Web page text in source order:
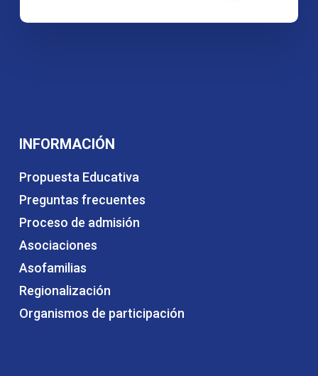
INFORMACIÓN
Propuesta Educativa
Preguntas frecuentes
Proceso de admisión
Asociaciones
Asofamilias
Regionalización
Organismos de participación